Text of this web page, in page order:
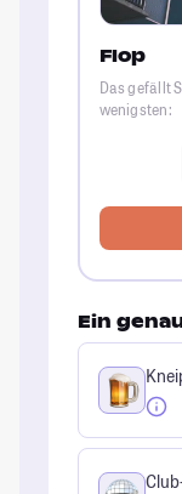
Flop
Das gefällt
wenigsten:
Ein